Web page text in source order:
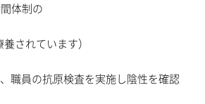
体制の
されています）
職員の抗原検査を実施し陰性を確認